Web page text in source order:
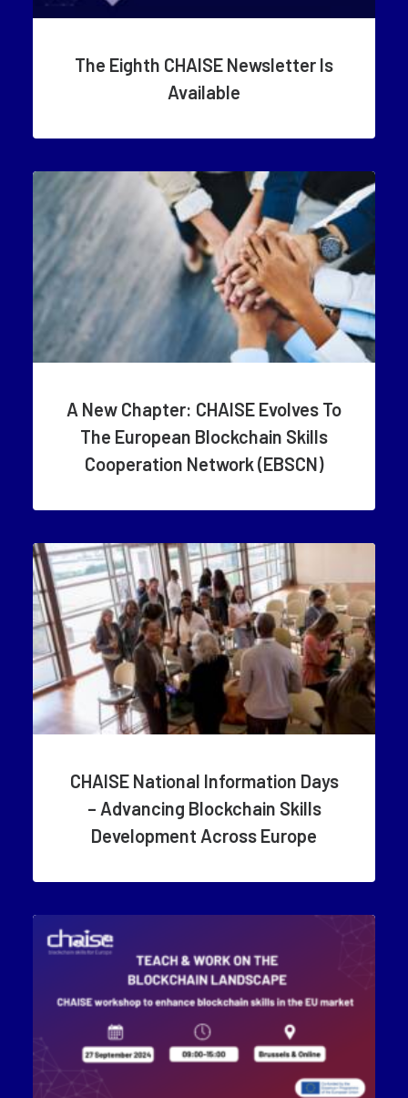
The Eighth CHAISE Newsletter Is
Available
A New Chapter: CHAISE Evolves To
The European Blockchain Skills
Cooperation Network (EBSCN)
CHAISE National Information Days
– Advancing Blockchain Skills
Development Across Europe